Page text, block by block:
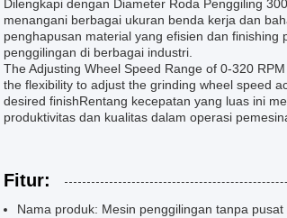
Dilengkapi dengan Diameter Roda Penggiling
menangani berbagai ukuran benda kerja dan
penghapusan material yang efisien dan
penggilingan di berbagai industri.
The Adjusting Wheel Speed Range of 0-320
the flexibility to adjust the grinding wheel speed
desired finishRentang kecepatan yang luas ini
produktivitas dan kualitas dalam operasi
Fitur:
Nama produk: Mesin penggilingan tanpa pusat